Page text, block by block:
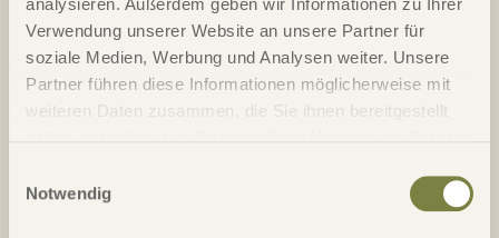
Verwendung unserer Website an unsere Partner für
soziale Medien, Werbung und Analysen weiter. Unsere
Partner führen diese Informationen möglicherweise mit
weiteren Daten zusammen, die Sie ihnen bereitgestellt
Notwendig
Straße / Nr.*